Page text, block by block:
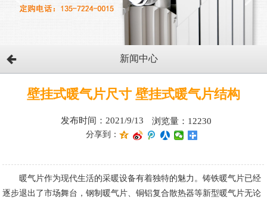
新闻中心
壁挂式暖气片尺寸 壁挂式暖气片结构
发布时间：2021/9/13 浏览量：12230
分享到：
暖气片作为现代生活的采暖设备有着独特的魅力。铸铁暖气片已经
逐步退出了市场舞台，钢制暖气片、铜铝复合散热器等新型暖气片无论